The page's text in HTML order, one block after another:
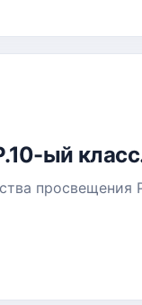
ый класс.
просвещения